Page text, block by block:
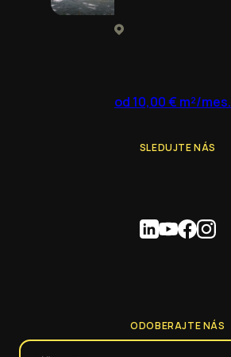
od 10,00 € m²/mes.
SLEDUJTE NÁS
ODOBERAJTE NÁS